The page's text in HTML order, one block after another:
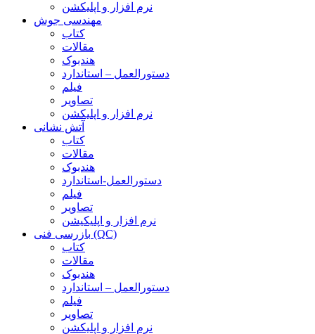
نرم افزار و اپلیکشن
مهندسی جوش
کتاب
مقالات
هندبوک
دستورالعمل – استاندارد
فیلم
تصاویر
نرم افزار و اپلیکشن
آتش نشانی
کتاب
مقالات
هندبوک
دستورالعمل-استاندارد
فیلم
تصاویر
نرم افزار و اپلیکیشن
بازرسی فنی (QC)
کتاب
مقالات
هندبوک
دستورالعمل – استاندارد
فیلم
تصاویر
نرم افزار و اپلیکشن